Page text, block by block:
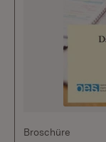
Broschüre